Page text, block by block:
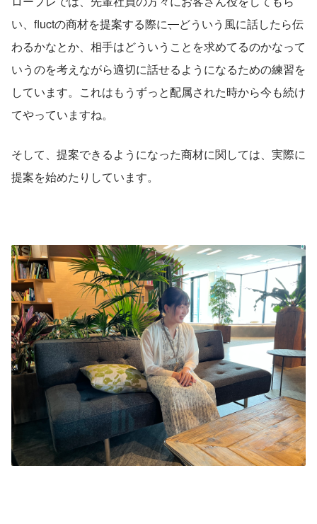
い、fluctの商材を提案する際に、どういう風に話したら伝
わるかなとか、相手はどういうことを求めてるのかなって
いうのを考えながら適切に話せるようになるための練習を
しています。これはもうずっと配属された時から今も続け
てやっていますね。
そして、提案できるようになった商材に関しては、実際に
提案を始めたりしています。